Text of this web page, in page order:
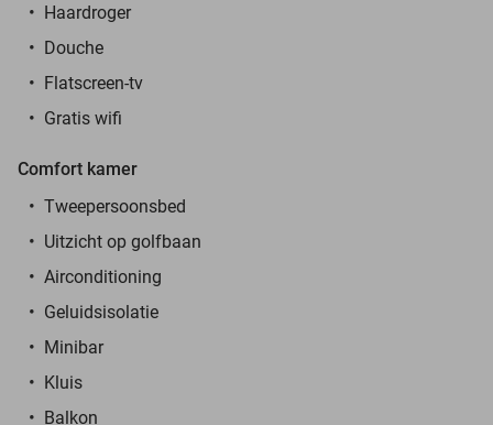
Haardroger
Douche
Flatscreen-tv
Gratis wifi
Comfort kamer
Tweepersoonsbed
Uitzicht op golfbaan
Airconditioning
Geluidsisolatie
Minibar
Kluis
Balkon